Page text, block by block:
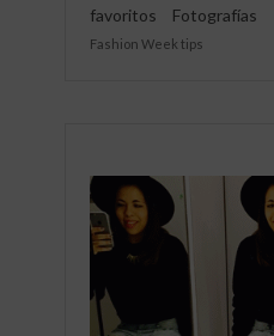
favoritos
Fotografías
Fashion Week tips